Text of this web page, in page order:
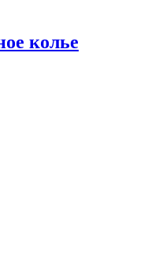
колье